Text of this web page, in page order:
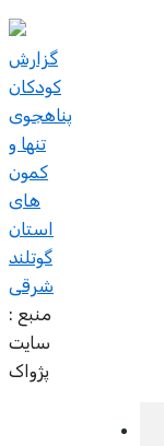
گزارش
کودکان
پناهجوی
تنها و
کمون
های
استان
گوتلند
شرقی
منبع :
سايت
پژواک